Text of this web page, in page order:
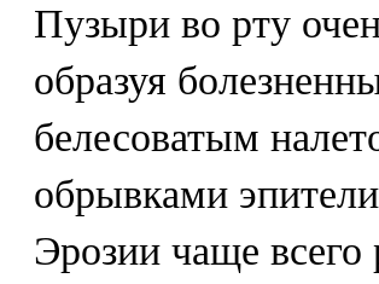
Пузыри во рту
образуя
белесоватым
обрывками
Эрозии чаще всего